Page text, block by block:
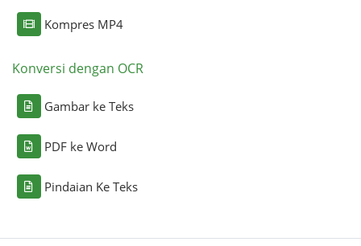
Kompres MP4
Konversi dengan OCR
Gambar ke Teks
PDF ke Word
Pindaian Ke Teks